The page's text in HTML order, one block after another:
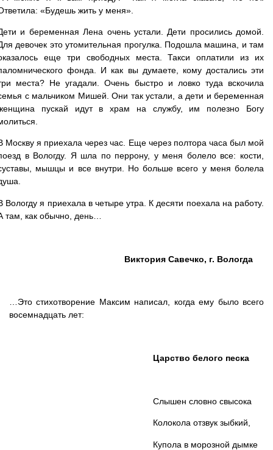
«Будешь жить у меня».
и беременная Лена очень устали. Дети просились домой.
девочек это утомительная прогулка. Подошла машина, и там
еще три свободных места. Такси оплатили из их
фонда. И как вы думаете, кому достались эти
места? Не угадали. Очень быстро и ловко туда вскочила
с мальчиком Мишей. Они так устали, а дети и беременная
пускай идут в храм на службу, им полезно Богу
Москву я приехала через час. Еще через полтора часа был мой
в Вологду. Я шла по перрону, у меня болело все: кости,
мышцы и все внутри. Но больше всего у меня болела
Вологду я приехала в четыре утра. К десяти поехала на работу.
там, как обычно, день…
Виктория Савечко, г. Вологда
…Это стихотворение Максим написал, когда ему было всего
восемнадцать лет:
Царство белого песка
Слышен словно свысока
Колокола отзвук зыбкий,
Купола в морозной дымке